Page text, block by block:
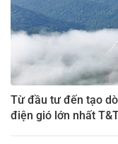
Từ đầu tư đến tạo
điện gió lớn nhất